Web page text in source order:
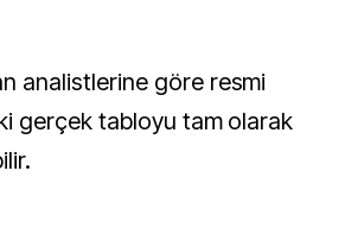
analistlerine göre resmi
gerçek tabloyu tam olarak